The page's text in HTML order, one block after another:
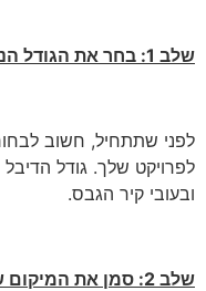
שלב 1: בחר את הגודל הנכון
לפני שתתחיל, חשוב
לפרויקט שלך. גודל
ובעובי קיר הגבס.
שלב 2: סמן את המיקום של הדיבלים